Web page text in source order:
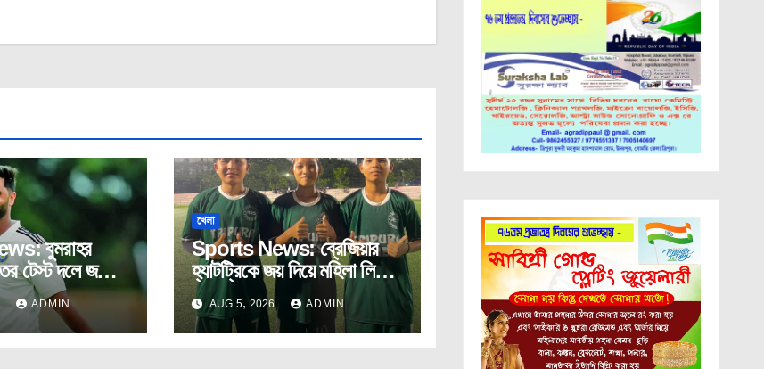
বুমরাহর
টেস্ট দলে জম্মু
আকিব নবী।
ADMIN
খেলা
Sports News: ব্রেজিয়ার
হ্যাটট্রিকে জয় দিয়ে মহিলা লিগে
যাত্রা শুরু রামকৃষ্ণ সেবা
আশ্রমের।
AUG 5, 2026 ADMIN